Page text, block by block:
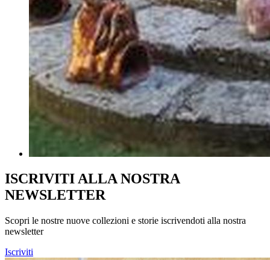
ISCRIVITI ALLA NOSTRA
NEWSLETTER
Scopri le nostre nuove collezioni e storie iscrivendoti alla nostra
newsletter
Iscriviti